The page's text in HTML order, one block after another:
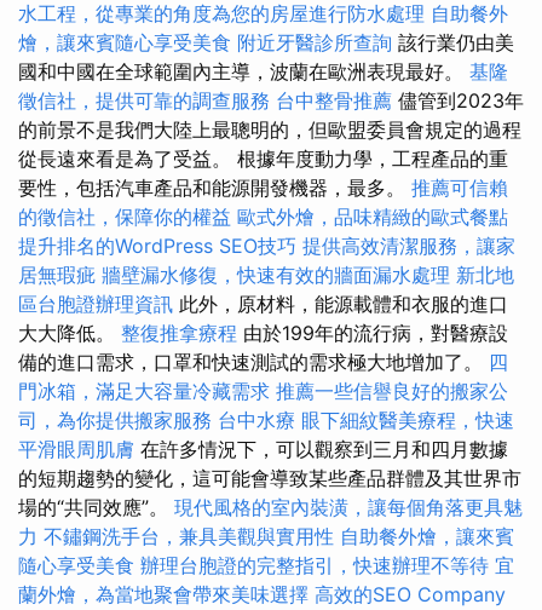
水工程，從專業的角度為您的房屋進行防水處理 自助餐外
燴，讓來賓隨心享受美食 附近牙醫診所查詢 該行業仍由美
國和中國在全球範圍內主導，波蘭在歐洲表現最好。 基隆
徵信社，提供可靠的調查服務 台中整骨推薦 儘管到2023年
的前景不是我們大陸上最聰明的，但歐盟委員會規定的過程
從長遠來看是為了受益。 根據年度動力學，工程產品的重
要性，包括汽車產品和能源開發機器，最多。 推薦可信賴
的徵信社，保障你的權益 歐式外燴，品味精緻的歐式餐點
提升排名的WordPress SEO技巧 提供高效清潔服務，讓家
居無瑕疵 牆壁漏水修復，快速有效的牆面漏水處理 新北地
區台胞證辦理資訊 此外，原材料，能源載體和衣服的進口
大大降低。 整復推拿療程 由於199年的流行病，對醫療設
備的進口需求，口罩和快速測試的需求極大地增加了。 四
門冰箱，滿足大容量冷藏需求 推薦一些信譽良好的搬家公
司，為你提供搬家服務 台中水療 眼下細紋醫美療程，快速
平滑眼周肌膚 在許多情況下，可以觀察到三月和四月數據
的短期趨勢的變化，這可能會導致某些產品群體及其世界市
場的“共同效應”。 現代風格的室內裝潢，讓每個角落更具魅
力 不鏽鋼洗手台，兼具美觀與實用性 自助餐外燴，讓來賓
隨心享受美食 辦理台胞證的完整指引，快速辦理不等待 宜
蘭外燴，為當地聚會帶來美味選擇 高效的SEO Company